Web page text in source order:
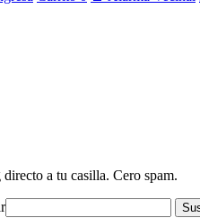
a tu casilla. Cero spam.